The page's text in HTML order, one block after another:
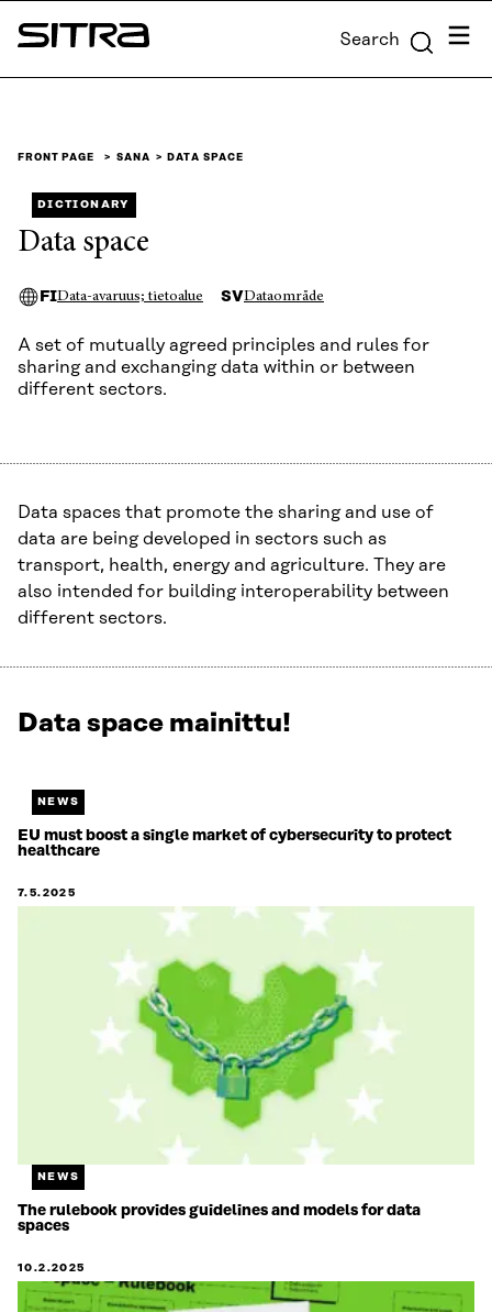
Skip to
content
Sitra Search Menu
FRONT PAGE SANA DATA SPACE
DICTIONARY
Data space
FIData-avaruus; tietoalue SVDataområde
A set of mutually agreed principles and rules for
sharing and exchanging data within or between
different sectors.
Data spaces that promote the sharing and use of
data are being developed in sectors such as
transport, health, energy and agriculture. They are
also intended for building interoperability between
different sectors.
Data space mainittu!
NEWS
EU must boost a single market of cybersecurity to protect
healthcare
7.5.2025
NEWS
The rulebook provides guidelines and models for data
spaces
10.2.2025
Näytetään
Jäljellä
0.